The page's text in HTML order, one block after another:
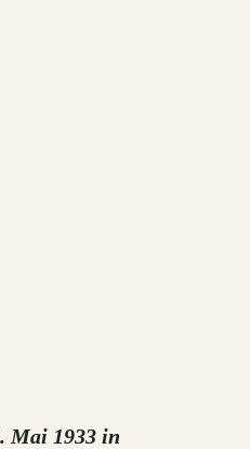
Mai 1933 in